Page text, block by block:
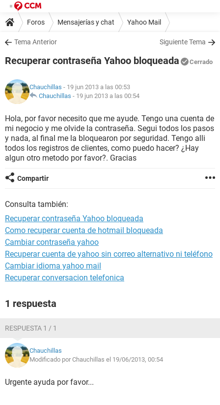
Foros Mensajerías y chat Yahoo Mail
Tema Anterior Siguiente Tema
Recuperar contraseña Yahoo bloqueada Cerrado
Chauchillas - 19 jun 2013 a las 00:53
Chauchillas - 19 jun 2013 a las 00:54
Hola, por favor necesito que me ayude. Tengo una cuenta de
mi negocio y me olvide la contraseña. Segui todos los pasos
y nada, al final me la bloquearon por seguridad. Tengo alli
todos los registros de clientes, como puedo hacer? ¿Hay
algun otro metodo por favor?. Gracias
Compartir
Consulta también:
Recuperar contraseña Yahoo bloqueada
Como recuperar cuenta de hotmail bloqueada
Cambiar contraseña yahoo
Recuperar cuenta de yahoo sin correo alternativo ni teléfono
Cambiar idioma yahoo mail
Recuperar conversacion telefonica
1 respuesta
RESPUESTA 1 / 1
Chauchillas
Modificado por Chauchillas el 19/06/2013, 00:54
Urgente ayuda por favor...